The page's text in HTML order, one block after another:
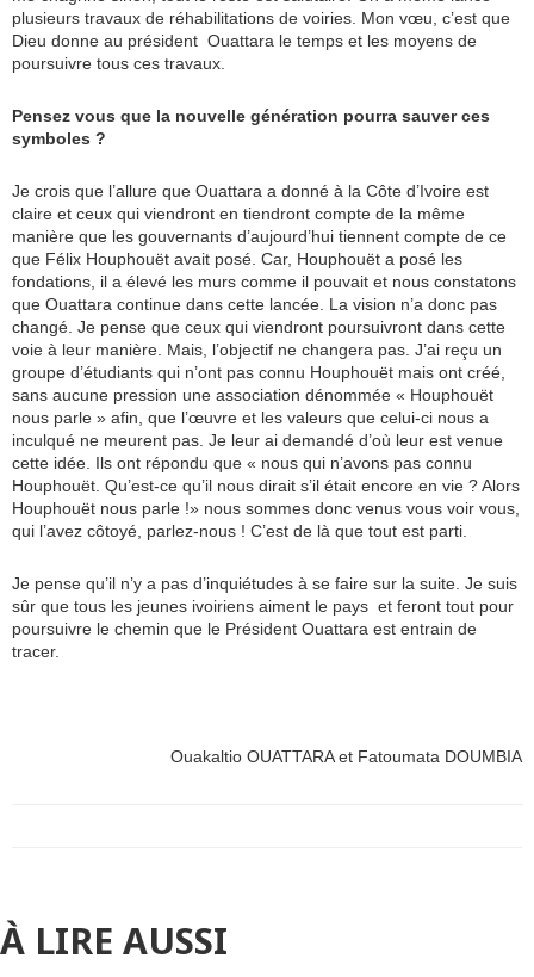
plusieurs travaux de réhabilitations de voiries. Mon vœu, c’est que
Dieu donne au président Ouattara le temps et les moyens de
poursuivre tous ces travaux.
Pensez vous que la nouvelle génération pourra sauver ces
symboles ?
Je crois que l’allure que Ouattara a donné à la Côte d’Ivoire est
claire et ceux qui viendront en tiendront compte de la même
manière que les gouvernants d’aujourd’hui tiennent compte de ce
que Félix Houphouët avait posé. Car, Houphouët a posé les
fondations, il a élevé les murs comme il pouvait et nous constatons
que Ouattara continue dans cette lancée. La vision n’a donc pas
changé. Je pense que ceux qui viendront poursuivront dans cette
voie à leur manière. Mais, l’objectif ne changera pas. J’ai reçu un
groupe d’étudiants qui n’ont pas connu Houphouët mais ont créé,
sans aucune pression une association dénommée « Houphouët
nous parle » afin, que l’œuvre et les valeurs que celui-ci nous a
inculqué ne meurent pas. Je leur ai demandé d’où leur est venue
cette idée. Ils ont répondu que « nous qui n’avons pas connu
Houphouët. Qu’est-ce qu’il nous dirait s’il était encore en vie ? Alors
Houphouët nous parle !» nous sommes donc venus vous voir vous,
qui l’avez côtoyé, parlez-nous ! C’est de là que tout est parti.
Je pense qu’il n’y a pas d’inquiétudes à se faire sur la suite. Je suis
sûr que tous les jeunes ivoiriens aiment le pays et feront tout pour
poursuivre le chemin que le Président Ouattara est entrain de
tracer.
Ouakaltio OUATTARA et Fatoumata DOUMBIA
À LIRE AUSSI